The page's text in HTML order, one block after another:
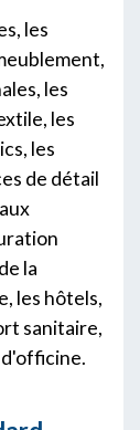
les
les
les
les
de détail
la
les hôtels,
sanitaire,